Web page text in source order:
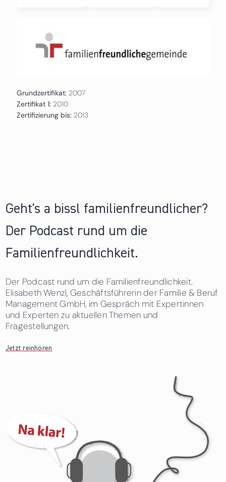
Grundzertifikat: 2007
Zertifikat 1: 2010
Zertifizierung bis: 2013
Geht's a bissl familienfreundlicher?
Der Podcast rund um die
Familienfreundlichkeit.
Der Podcast rund um die Familienfreundlichkeit.
Elisabeth Wenzl, Geschäftsführerin der Familie & Beruf
Management GmbH, im Gespräch mit Expertinnen
und Experten zu aktuellen Themen und
Fragestellungen.
Jetzt reinhören